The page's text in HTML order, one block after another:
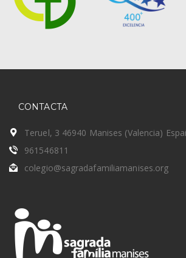
CONTACTA
Teruel, 3 46940 Manises (Valencia)
961546811
colegio@sagradafamiliamanises.org